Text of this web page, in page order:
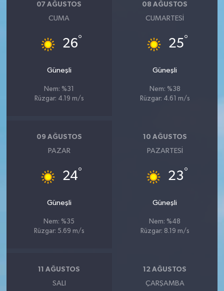
07 AĞUSTOS
CUMA
26°
Güneşli
Nem: %31
Rüzgar: 4.19 m/s
08 AĞUSTOS
CUMARTESI
25°
Güneşli
Nem: %38
Rüzgar: 4.61 m/s
09 AĞUSTOS
PAZAR
24°
Güneşli
Nem: %35
Rüzgar: 5.69 m/s
10 AĞUSTOS
PAZARTESI
23°
Güneşli
Nem: %48
Rüzgar: 8.19 m/s
11 AĞUSTOS
SALI
12 AĞUSTOS
ÇARŞAMBA